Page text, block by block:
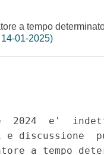
a tempo
01-2025)